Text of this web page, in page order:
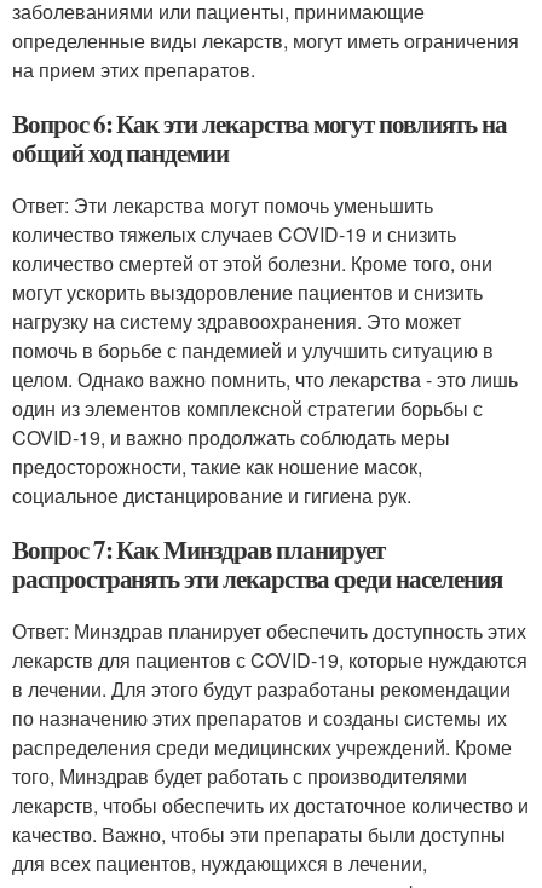
заболеваниями или пациенты, принимающие
определенные виды лекарств, могут иметь ограничения
на прием этих препаратов.
Вопрос 6: Как эти лекарства могут повлиять на
общий ход пандемии
Ответ: Эти лекарства могут помочь уменьшить
количество тяжелых случаев COVID-19 и снизить
количество смертей от этой болезни. Кроме того, они
могут ускорить выздоровление пациентов и снизить
нагрузку на систему здравоохранения. Это может
помочь в борьбе с пандемией и улучшить ситуацию в
целом. Однако важно помнить, что лекарства - это лишь
один из элементов комплексной стратегии борьбы с
COVID-19, и важно продолжать соблюдать меры
предосторожности, такие как ношение масок,
социальное дистанцирование и гигиена рук.
Вопрос 7: Как Минздрав планирует
распространять эти лекарства среди населения
Ответ: Минздрав планирует обеспечить доступность этих
лекарств для пациентов с COVID-19, которые нуждаются
в лечении. Для этого будут разработаны рекомендации
по назначению этих препаратов и созданы системы их
распределения среди медицинских учреждений. Кроме
того, Минздрав будет работать с производителями
лекарств, чтобы обеспечить их достаточное количество и
качество. Важно, чтобы эти препараты были доступны
для всех пациентов, нуждающихся в лечении,